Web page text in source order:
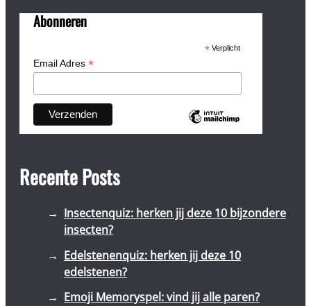
Abonneren
*Verplicht
Email Adres *
Recente Posts
Insectenquiz: herken jij deze 10 bijzondere
insecten?
Edelstenenquiz: herken jij deze 10
edelstenen?
Emoji Memoryspel: vind jij alle paren?